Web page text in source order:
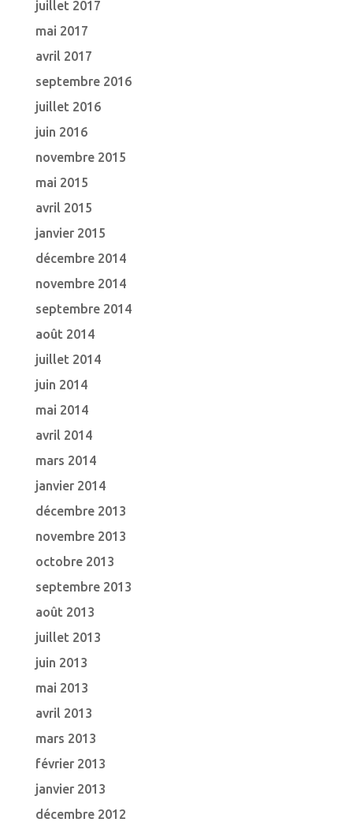
juillet 2017
mai 2017
avril 2017
septembre 2016
juillet 2016
juin 2016
novembre 2015
mai 2015
avril 2015
janvier 2015
décembre 2014
novembre 2014
septembre 2014
août 2014
juillet 2014
juin 2014
mai 2014
avril 2014
mars 2014
janvier 2014
décembre 2013
novembre 2013
octobre 2013
septembre 2013
août 2013
juillet 2013
juin 2013
mai 2013
avril 2013
mars 2013
février 2013
janvier 2013
décembre 2012